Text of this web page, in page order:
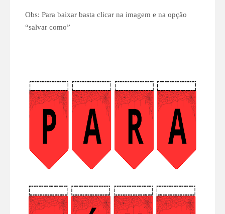
Obs: Para baixar basta clicar na imagem e na opção
“salvar como”